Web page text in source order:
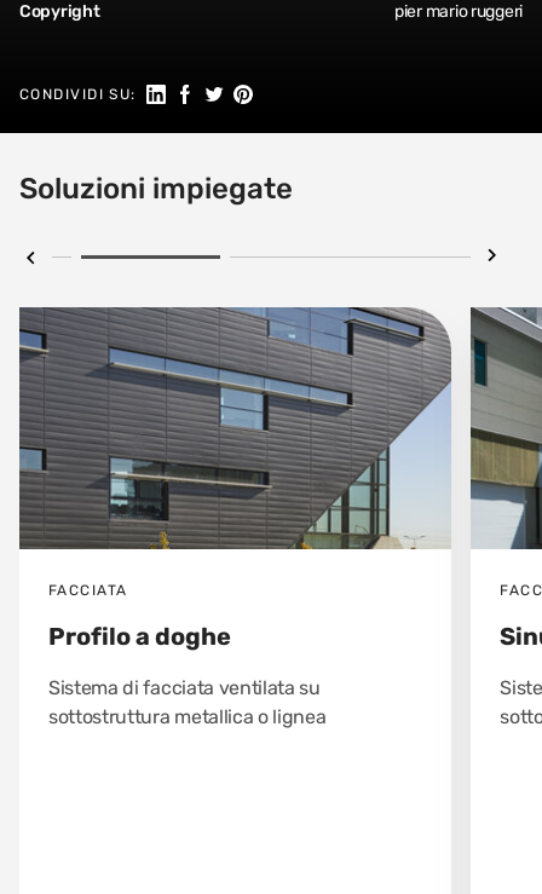
Copyright
pier mario ruggeri
CONDIVIDI SU: Seguici su Linkedin
Condividi su Facebook
Condividi su Twitter
Condividi su Pinterest
Soluzioni impiegate
FACCIATA
Profilo a doghe
Sistema di facciata ventilata su
sottostruttura metallica o lignea